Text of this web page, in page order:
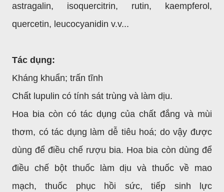
astragalin, isoquercitrin, rutin, kaempferol,
quercetin, leucocyanidin v.v...
Tác dụng:
Kháng khuẩn; trấn tĩnh
Chất lupulin có tính sát trùng và làm dịu.
Hoa bia còn có tác dụng của chất đắng và mùi
thơm, có tác dụng làm dễ tiêu hoá; do vậy được
dùng để điều chế rượu bia. Hoa bia còn dùng để
điều chế bột thuốc làm dịu và thuốc về mao
mạch, thuốc phục hồi sức, tiếp sinh lực